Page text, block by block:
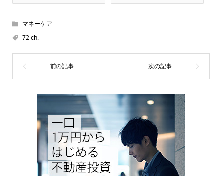
マネーケア
72 ch.